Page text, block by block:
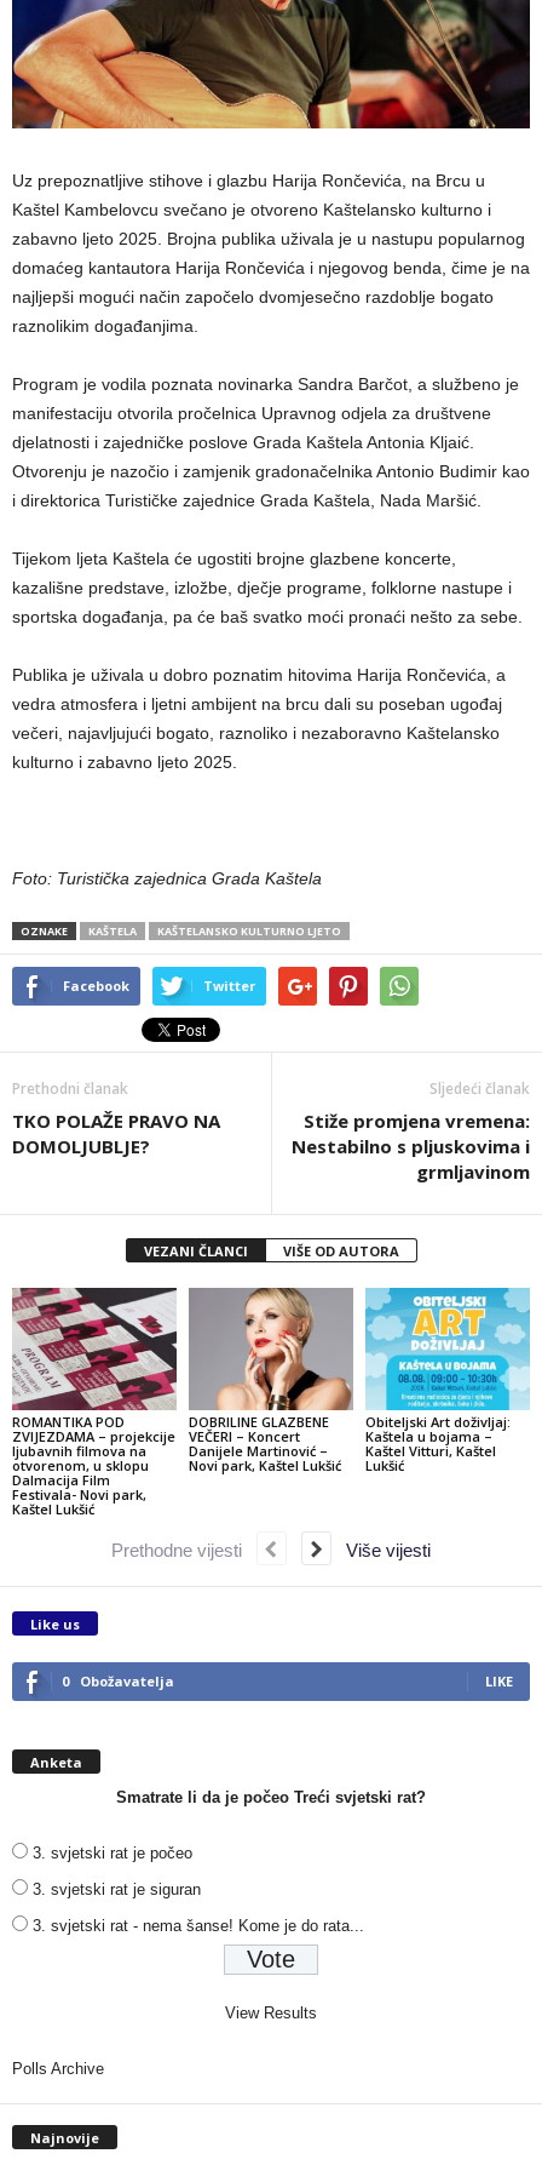
Uz prepoznatljive stihove i glazbu Harija Rončevića, na Brcu u
Kaštel Kambelovcu svečano je otvoreno Kaštelansko kulturno i
zabavno ljeto 2025. Brojna publika uživala je u nastupu popularnog
domaćeg kantautora Harija Rončevića i njegovog benda, čime je na
najljepši mogući način započelo dvomjesečno razdoblje bogato
raznolikim događanjima.
Program je vodila poznata novinarka Sandra Barčot, a službeno je
manifestaciju otvorila pročelnica Upravnog odjela za društvene
djelatnosti i zajedničke poslove Grada Kaštela Antonia Kljaić.
Otvorenju je nazočio i zamjenik gradonačelnika Antonio Budimir kao
i direktorica Turističke zajednice Grada Kaštela, Nada Maršić.
Tijekom ljeta Kaštela će ugostiti brojne glazbene koncerte,
kazališne predstave, izložbe, dječje programe, folklorne nastupe i
sportska događanja, pa će baš svatko moći pronaći nešto za sebe.
Publika je uživala u dobro poznatim hitovima Harija Rončevića, a
vedra atmosfera i ljetni ambijent na brcu dali su poseban ugođaj
večeri, najavljujući bogato, raznoliko i nezaboravno Kaštelansko
kulturno i zabavno ljeto 2025.
Foto: Turistička zajednica Grada Kaštela
OZNAKE KAŠTELA KAŠTELANSKO KULTURNO LJETO
Facebook Twitter
Prethodni članak
TKO POLAŽE PRAVO NA
DOMOLJUBLJE?
Sljedeći članak
Stiže promjena vremena:
Nestabilno s pljuskovima i
grmljavinom
VEZANI ČLANCI VIŠE OD AUTORA
ROMANTIKA POD
ZVIJEZDAMA – projekcije
ljubavnih filmova na
otvorenom, u sklopu
Dalmacija Film
Festivala- Novi park,
Kaštel Lukšić
DOBRILINE GLAZBENE
VEČERI – Koncert
Danijele Martinović –
Novi park, Kaštel Lukšić
Obiteljski Art doživljaj:
Kaštela u bojama –
Kaštel Vitturi, Kaštel
Lukšić
Prethodne vijesti Više vijesti
Like us
0 Obožavatelja LIKE
Anketa
Smatrate li da je počeo Treći svjetski rat?
3. svjetski rat je počeo
3. svjetski rat je siguran
3. svjetski rat - nema šanse! Kome je do rata...
View Results
Polls Archive
Najnovije